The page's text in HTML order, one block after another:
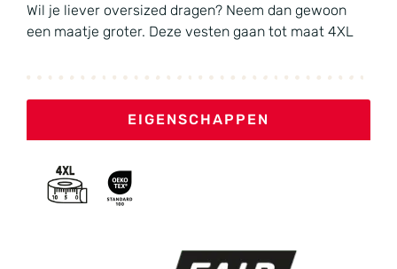
Wil je liever oversized dragen? Neem dan gewoon
een maatje groter. Deze vesten gaan tot maat 4XL
EIGENSCHAPPEN